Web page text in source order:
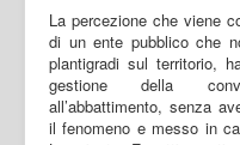
La percezione che viene
di un ente pubblico che
plantigradi sul territorio,
gestione della
all’abbattimento, senza
il fenomeno e messo in